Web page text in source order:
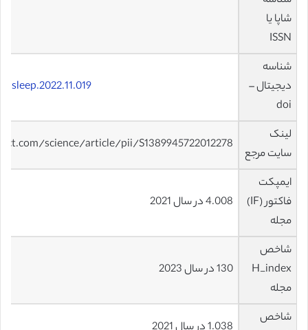
شاپا یا
ISSN
شناسه
دیجیتال –
doi
لینک
سایت مرجع
science/article/pii/S1389945722012278
ایمپکت
فاکتور (IF)
مجله
4.008 در سال 2021
شاخص
H_index
مجله
130 در سال 2023
شاخص